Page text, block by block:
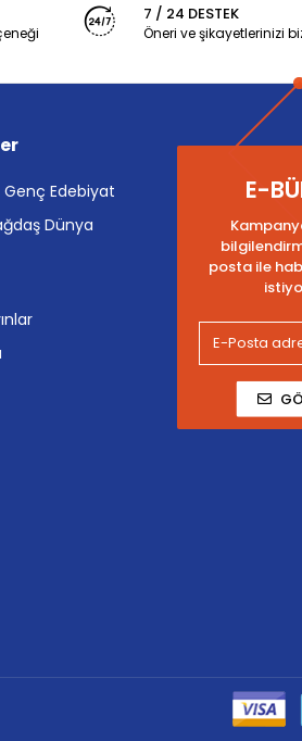
7 / 24 DESTEK
Öneri ve şikayetlerinizi
Edebiyat
Dünya
E-
posta ile